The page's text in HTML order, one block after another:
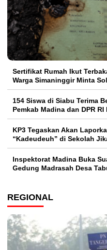
Sertifikat Rumah Ikut
Warga Simaninggir Minta
154 Siswa di Siabu Terima
Pemkab Madina dan DPR
KP3 Tegaskan Akan
“Kadeudeuh” di Sekolah
Inspektorat Madina Buka
Gedung Madrasah Desa
REGIONAL